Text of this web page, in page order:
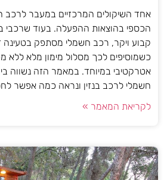
אחד השיקולים המרכזיים במעבר לרכב
הכספי בהוצאות ההפעלה. בעוד שרכבי
קבוע ויקר, רכב חשמלי מסתפק בטעינה
כשמוסיפים לכך מסלול מימון מלא ללא
אטרקטיבי במיוחד. במאמר הזה נשווה
חשמלי לרכב בנזין ונראה כמה אפשר
לקריאת המאמר »